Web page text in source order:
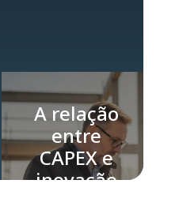
A relação
entre
CAPEX e
inovação